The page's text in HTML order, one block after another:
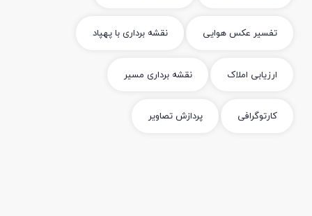
تفسیر عکس هوایی نقشه برداری با پهپاد
ارزیابی املاک نقشه برداری مسیر
کارتوگرافی پردازش تصاویر